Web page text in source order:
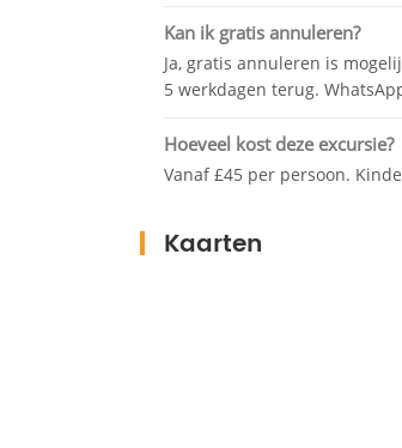
Kan ik gratis annuleren?
Ja, gratis annuleren is
5 werkdagen terug.
Hoeveel kost deze excursie?
Vanaf £45 per persoon.
Kaarten